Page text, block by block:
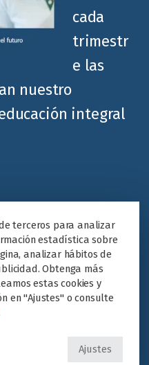
cada
trimestr
e las
nuestro
integral
terceros para analizar
estadística sobre
analizar hábitos de
Obtenga más
estas cookies y
en "Ajustes" o consulte
Ajustes